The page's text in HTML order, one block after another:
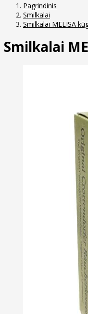
Pagrindinis
Smilkalai
Smilkalai MELISA
Smilkalai